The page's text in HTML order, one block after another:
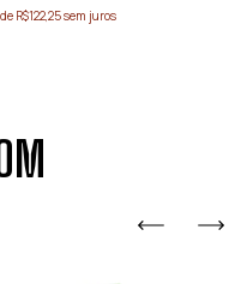
de R$122,25sem juros